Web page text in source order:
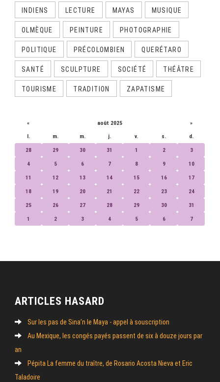
INDIENS LECTURE MAYAS MUSIQUE
OLMÈQUE PEINTURE PHOTOGRAPHIE
POLITIQUE PRÉCOLOMBIEN QUERÉTARO
SANTÉ SCULPTURE SOCIÉTÉ THÉÂTRE
TOURISME TRADITION ZAPATISME
« août 2025 »
l. m. m. j. v. s. d.
28 29 30 31 1 2 3
4 5 6 7 8 9 10
11 12 13 14 15 16 17
18 19 20 21 22 23 24
25 26 27 28 29 30 31
1 2 3 4 5 6 7
ARTICLES HASARD
Sur les pas de Sina’n le Maya - appel à souscription
Au Mexique, les congés payés passent de six à douze jours par
an
Pépita La femme du traître, de Rosario Acosta Nieva et Eric
Taladoire